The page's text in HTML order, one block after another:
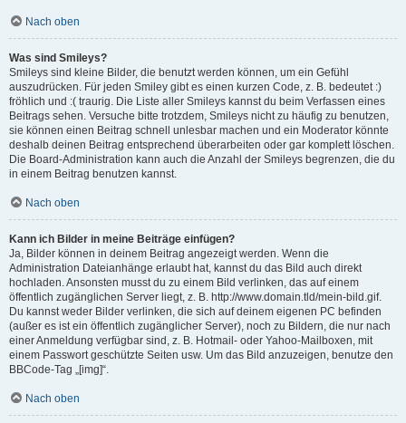
Nach oben
Was sind Smileys?
Smileys sind kleine Bilder, die benutzt werden können, um ein Gefühl
auszudrücken. Für jeden Smiley gibt es einen kurzen Code, z. B. bedeutet :)
fröhlich und :( traurig. Die Liste aller Smileys kannst du beim Verfassen eines
Beitrags sehen. Versuche bitte trotzdem, Smileys nicht zu häufig zu benutzen,
sie können einen Beitrag schnell unlesbar machen und ein Moderator könnte
deshalb deinen Beitrag entsprechend überarbeiten oder gar komplett löschen.
Die Board-Administration kann auch die Anzahl der Smileys begrenzen, die du
in einem Beitrag benutzen kannst.
Nach oben
Kann ich Bilder in meine Beiträge einfügen?
Ja, Bilder können in deinem Beitrag angezeigt werden. Wenn die
Administration Dateianhänge erlaubt hat, kannst du das Bild auch direkt
hochladen. Ansonsten musst du zu einem Bild verlinken, das auf einem
öffentlich zugänglichen Server liegt, z. B. http://www.domain.tld/mein-bild.gif.
Du kannst weder Bilder verlinken, die sich auf deinem eigenen PC befinden
(außer es ist ein öffentlich zugänglicher Server), noch zu Bildern, die nur nach
einer Anmeldung verfügbar sind, z. B. Hotmail- oder Yahoo-Mailboxen, mit
einem Passwort geschützte Seiten usw. Um das Bild anzuzeigen, benutze den
BBCode-Tag „[img]“.
Nach oben